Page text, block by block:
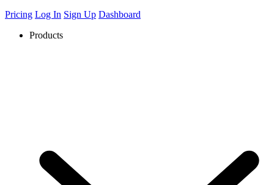
Pricing Log In Sign Up Dashboard
Products